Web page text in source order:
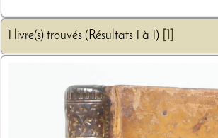
1 livre(s) trouvés (Résultats 1 à 1)